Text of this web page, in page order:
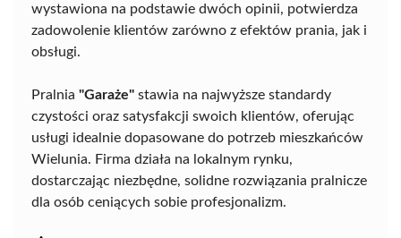
wystawiona na podstawie dwóch opinii, potwierdza
zadowolenie klientów zarówno z efektów prania, jak i
obsługi.
Pralnia "Garaże" stawia na najwyższe standardy
czystości oraz satysfakcji swoich klientów, oferując
usługi idealnie dopasowane do potrzeb mieszkańców
Wielunia. Firma działa na lokalnym rynku,
dostarczając niezbędne, solidne rozwiązania pralnicze
dla osób ceniących sobie profesjonalizm.